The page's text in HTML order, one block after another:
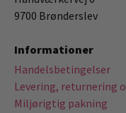
9700 Brønderslev
Informationer
Handelsbetingelser
Levering, returnering
Miljørigtig pakning